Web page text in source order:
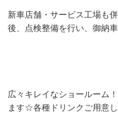
新車店舗・サービス工場も
後、点検整備を行い、御納
広々キレイなショールーム
ます☆各種ドリンクご用意し